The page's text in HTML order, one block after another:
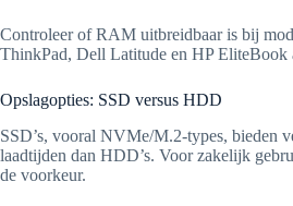
Controleer of RAM uitbreidbaar is bij
ThinkPad, Dell Latitude en HP EliteBook
Opslagopties: SSD versus HDD
SSD’s, vooral NVMe/M.2-types, bieden
laadtijden dan HDD’s. Voor zakelijk
de voorkeur.